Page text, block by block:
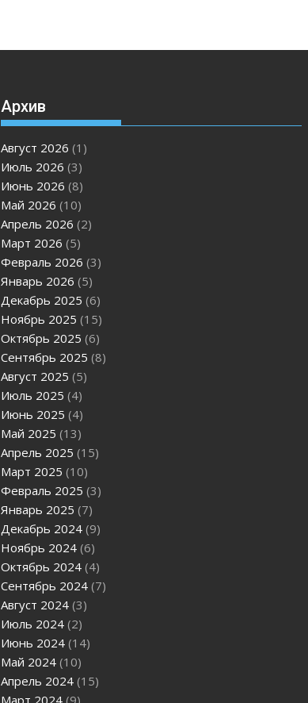
Архив
Август 2026 (1)
Июль 2026 (3)
Июнь 2026 (8)
Май 2026 (10)
Апрель 2026 (2)
Март 2026 (5)
Февраль 2026 (3)
Январь 2026 (5)
Декабрь 2025 (6)
Ноябрь 2025 (15)
Октябрь 2025 (6)
Сентябрь 2025 (8)
Август 2025 (5)
Июль 2025 (4)
Июнь 2025 (4)
Май 2025 (13)
Апрель 2025 (15)
Март 2025 (10)
Февраль 2025 (3)
Январь 2025 (7)
Декабрь 2024(9)
Ноябрь 2024(6)
Октябрь 2024(4)
Сентябрь 2024(7)
Август 2024(3)
Июль 2024(2)
Июнь 2024(14)
Май 2024(10)
Апрель 2024(15)
Март 2024(9)